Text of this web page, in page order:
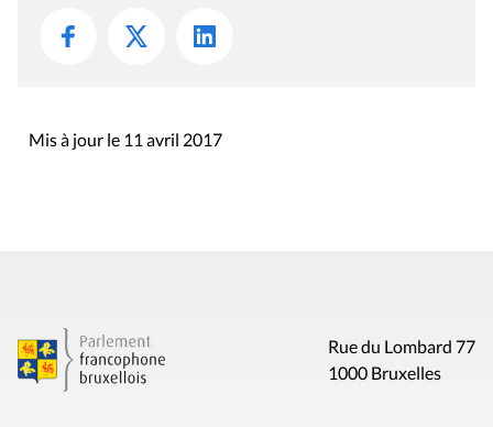
Mis à jour le 11 avril 2017
Rue du Lombard 77
1000 Bruxelles